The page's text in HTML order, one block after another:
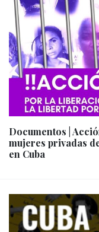
Documentos |
mujeres privadas
en Cuba